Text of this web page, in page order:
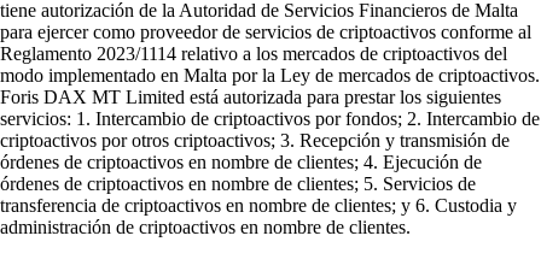
tiene autorización de la Autoridad de Servicios Financieros de Malta
para ejercer como proveedor de servicios de criptoactivos conforme al
Reglamento 2023/1114 relativo a los mercados de criptoactivos del
modo implementado en Malta por la Ley de mercados de criptoactivos.
Foris DAX MT Limited está autorizada para prestar los siguientes
servicios: 1. Intercambio de criptoactivos por fondos; 2. Intercambio de
criptoactivos por otros criptoactivos; 3. Recepción y transmisión de
órdenes de criptoactivos en nombre de clientes; 4. Ejecución de
órdenes de criptoactivos en nombre de clientes; 5. Servicios de
transferencia de criptoactivos en nombre de clientes; y 6. Custodia y
administración de criptoactivos en nombre de clientes.